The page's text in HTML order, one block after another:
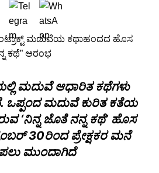
ಮದುವೆ ಆಧಾರಿತ ಕಥೆಗಳು
ಒಪ್ಪಂದ ಮದುವೆ ಕುರಿತ ಕತೆಯ
‘ನಿನ್ನ ಜೊತೆ ನನ್ನ ಕಥೆ’ ಹೊಸ
30ರಿಂದ ಪ್ರೇಕ್ಷಕರ ಮನೆ
ಮುಂದಾಗಿದೆ